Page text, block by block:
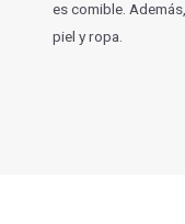
es comible.
piel y ropa.